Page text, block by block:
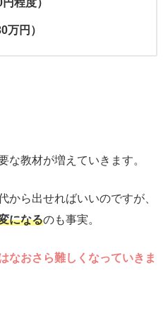
程度）
万円）
な教材が増えていきます。
から出せればいいのですが、
になるのも事実。
なおさら難しくなっていきま